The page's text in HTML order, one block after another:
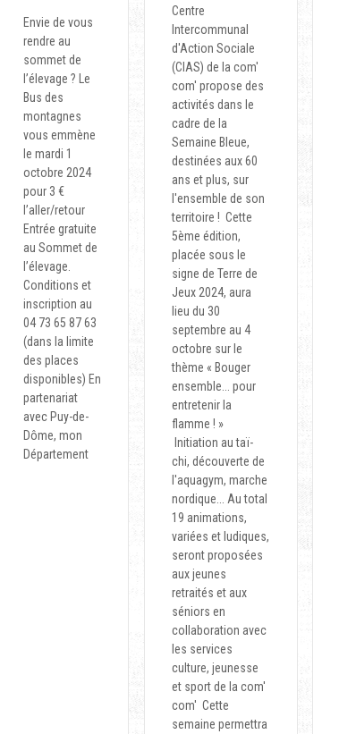
Envie de vous
rendre au
sommet de
l’élevage ? Le
Bus des
montagnes
vous emmène
le mardi 1
octobre 2024
pour 3 €
l’aller/retour
Entrée gratuite
au Sommet de
l’élevage.
Conditions et
inscription au
04 73 65 87 63
(dans la limite
des places
disponibles) En
partenariat
avec Puy-de-
Dôme, mon
Département
Centre
Intercommunal
d'Action Sociale
(CIAS) de la com'
com' propose des
activités dans le
cadre de la
Semaine Bleue,
destinées aux 60
ans et plus, sur
l'ensemble de son
territoire ! Cette
5ème édition,
placée sous le
signe de Terre de
Jeux 2024, aura
lieu du 30
septembre au 4
octobre sur le
thème « Bouger
ensemble... pour
entretenir la
flamme ! »
Initiation au taï-
chi, découverte de
l'aquagym, marche
nordique... Au total
19 animations,
variées et ludiques,
seront proposées
aux jeunes
retraités et aux
séniors en
collaboration avec
les services
culture, jeunesse
et sport de la com'
com' Cette
semaine permettra